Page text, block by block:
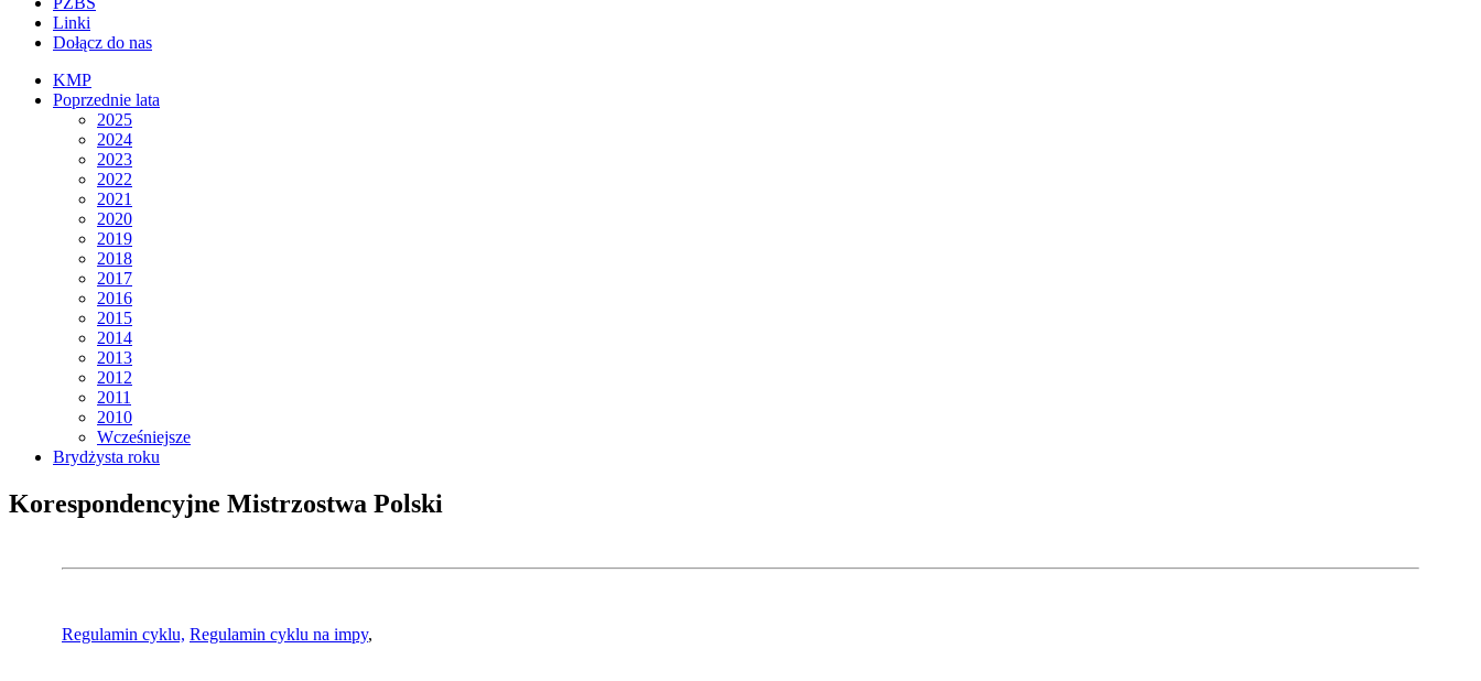
Linki
Dołącz do nas
KMP
Poprzednie lata
2025
2024
2023
2022
2021
2020
2019
2018
2017
2016
2015
2014
2013
2012
2011
2010
Wcześniejsze
Brydżysta roku
Korespondencyjne Mistrzostwa Polski
Regulamin cyklu, Regulamin cyklu na impy,